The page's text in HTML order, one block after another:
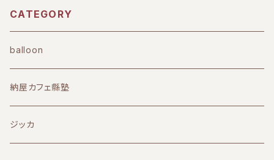
CATEGORY
balloon
納屋カフェ縣塾
ジッカ